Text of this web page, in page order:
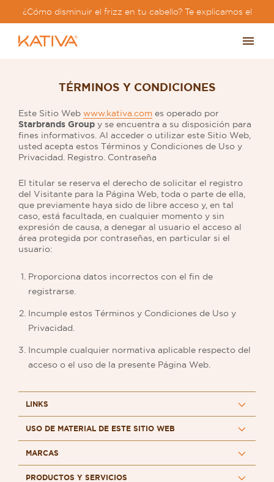
¿Cómo disminuir el frizz en tu cabello? Te explicamos el
TÉRMINOS Y CONDICIONES
Este Sitio Web www.kativa.comes operado por
Starbrands Groupy se encuentra a su disposición para
fines informativos. Al acceder o utilizar este Sitio Web,
usted acepta estos Términos y Condiciones de Uso y
Privacidad. Registro. Contraseña
El titular se reserva el derecho de solicitar el registro
del Visitante para la Página Web, toda o parte de ella,
que previamente haya sido de libre acceso y, en tal
caso, está facultada, en cualquier momento y sin
expresión de causa, a denegar al usuario el acceso al
área protegida por contraseñas, en particular si el
usuario:
Proporciona datos incorrectos con el fin de
registrarse.
Incumple estos Términos y Condiciones de Uso y
Privacidad.
Incumple cualquier normativa aplicable respecto del
acceso o el uso de la presente Página Web.
LINKS
USO DE MATERIAL DE ESTE SITIO WEB
MARCAS
PRODUCTOS Y SERVICIOS